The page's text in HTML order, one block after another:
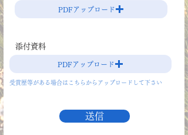
PDFアップロード
添付資料
PDFアップロード
受賞歴等がある場合はこちらからアップロードして下さい
送信